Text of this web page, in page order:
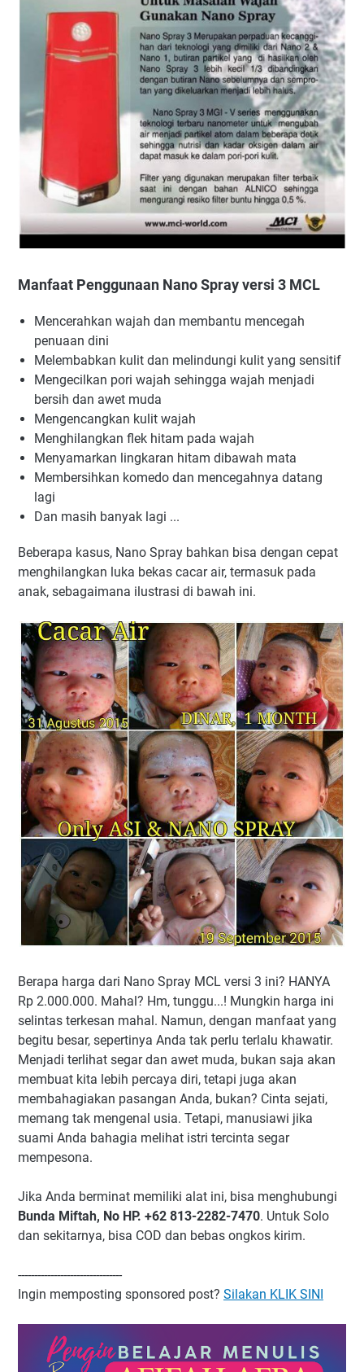
Manfaat Penggunaan Nano Spray versi 3 MCL
Mencerahkan wajah dan membantu mencegah
penuaan dini
Melembabkan kulit dan melindungi kulit yang sensitif
Mengecilkan pori wajah sehingga wajah menjadi
bersih dan awet muda
Mengencangkan kulit wajah
Menghilangkan flek hitam pada wajah
Menyamarkan lingkaran hitam dibawah mata
Membersihkan komedo dan mencegahnya datang
lagi
Dan masih banyak lagi ...
Beberapa kasus, Nano Spray bahkan bisa dengan cepat
menghilangkan luka bekas cacar air, termasuk pada
anak, sebagaimana ilustrasi di bawah ini.
Berapa harga dari Nano Spray MCL versi 3 ini? HANYA
Rp 2.000.000. Mahal? Hm, tunggu...! Mungkin harga ini
selintas terkesan mahal. Namun, dengan manfaat yang
begitu besar, sepertinya Anda tak perlu terlalu khawatir.
Menjadi terlihat segar dan awet muda, bukan saja akan
membuat kita lebih percaya diri, tetapi juga akan
membahagiakan pasangan Anda, bukan? Cinta sejati,
memang tak mengenal usia. Tetapi, manusiawi jika
suami Anda bahagia melihat istri tercinta segar
mempesona.
Jika Anda berminat memiliki alat ini, bisa menghubungi
Bunda Miftah, No HP. +62 813-2282-7470. Untuk Solo
dan sekitarnya, bisa COD dan bebas ongkos kirim.
--------------------------------
Ingin memposting sponsored post? Silakan KLIK SINI